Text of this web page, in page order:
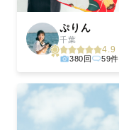
ぷりん
千葉
4.9
380回 59件